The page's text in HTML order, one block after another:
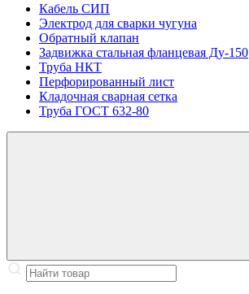
Кабель СИП
Электрод для сварки чугуна
Обратный клапан
Задвижка стальная фланцевая Ду-150
Труба НКТ
Перфорированный лист
Кладочная сварная сетка
Труба ГОСТ 632-80